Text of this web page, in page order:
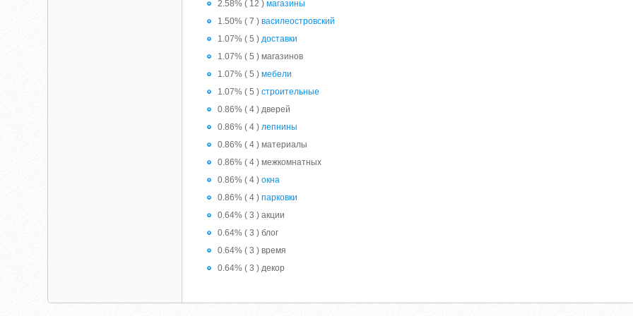
2.58% ( 12 )магазины
1.50% ( 7 )василеостровский
1.07% ( 5 )доставки
1.07% ( 5 ) магазинов
1.07% ( 5 )мебели
1.07% ( 5 )строительные
0.86% ( 4 ) дверей
0.86% ( 4 )лепнины
0.86% ( 4 ) материалы
0.86% ( 4 ) межкомнатных
0.86% ( 4 )окна
0.86% ( 4 )парковки
0.64% ( 3 ) акции
0.64% ( 3 ) блог
0.64% ( 3 ) время
0.64% ( 3 ) декор